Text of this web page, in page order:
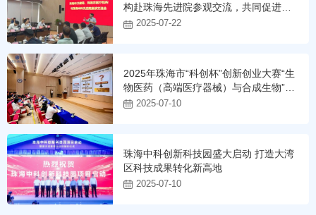
构赴珠海先进院参观交流，共同促进医
疗卫生领域科技成果转化
2025-07-22
2025年珠海市“科创杯”创新创业大赛“生
物医药（高端医疗器械）与合成生物”行
业赛圆满落幕
2025-07-10
珠海中科创新科技园盛大启动 打造大湾
区科技成果转化新高地
2025-07-10